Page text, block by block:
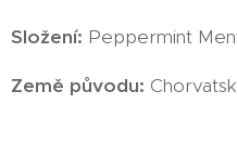
Složení: Peppermint
Země původu: